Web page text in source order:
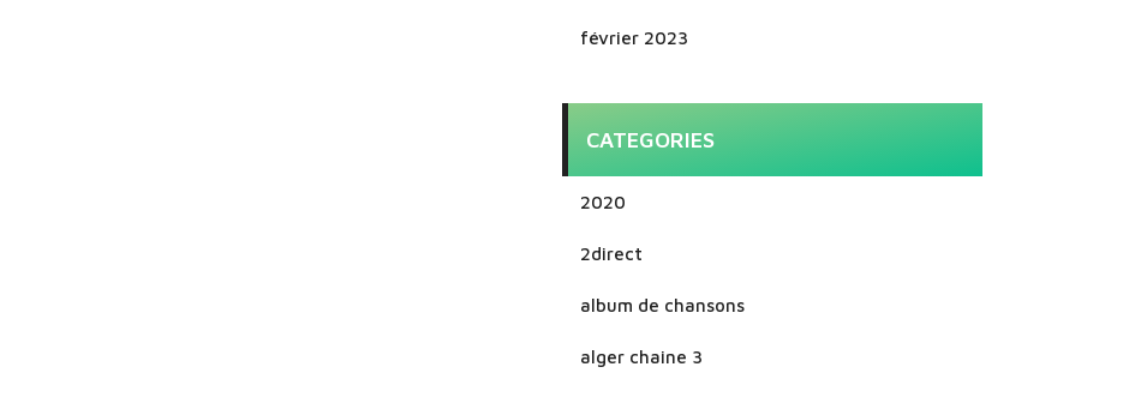
février 2023
CATEGORIES
2020
2direct
album de chansons
alger chaine 3